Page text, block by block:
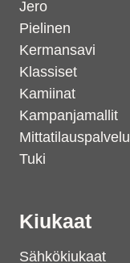
Jero
Pielinen
Kermansavi
Klassiset
Kamiinat
Kampanjamallit
Mittatilauspalvelu
Tuki
Kiukaat
Sähkökiukaat